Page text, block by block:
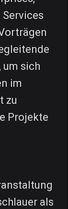
um sich
im
zu
Projekte
als